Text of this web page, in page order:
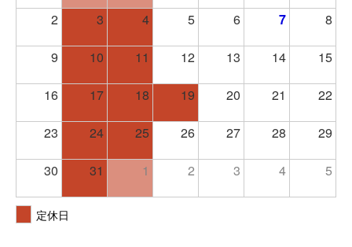
2 3 4 5 6 7 8
9 10 11 12 13 14 15
16 17 18 19 20 21 22
23 24 25 26 27 28 29
30 31 1 2 3 4 5
定休日